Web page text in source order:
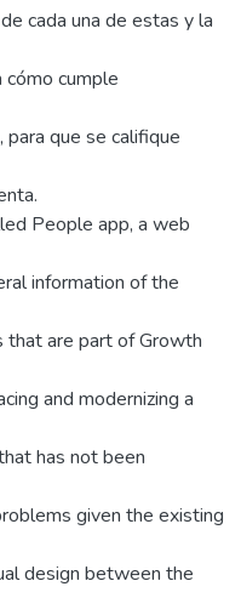
cada una de estas y la
cómo cumple
que se califique
People app, a web
information of the
that are part of Growth
and modernizing a
has not been
given the existing
design between the